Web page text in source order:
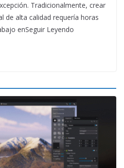
Tradicionalmente, crear
de alta calidad requería horas
enSeguir Leyendo